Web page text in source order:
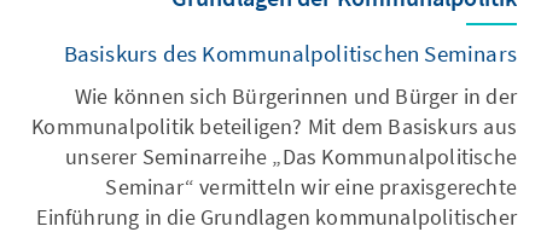
Basiskurs des Kommunalpolitischen Seminars
Wie können sich Bürgerinnen und Bürger in der
Kommunalpolitik beteiligen? Mit dem Basiskurs aus
unserer Seminarreihe „Das Kommunalpolitische
Seminar“ vermitteln wir eine praxisgerechte
Einführung in die Grundlagen kommunalpolitischer